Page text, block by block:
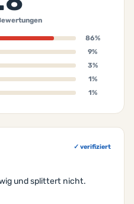
86%
9%
3%
1%
1%
✓ verifiziert
und splittert nicht.